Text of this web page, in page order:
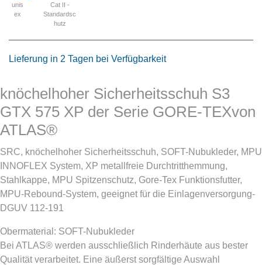
unis
ex
Cat II -
Standardsc
hutz
Lieferung in 2 Tagen bei Verfügbarkeit
knöchelhoher Sicherheitsschuh S3
GTX 575 XP der Serie GORE-TEXvon
ATLAS®
SRC, knöchelhoher Sicherheitsschuh, SOFT-Nubukleder, MPU
INNOFLEX System, XP metallfreie Durchtritthemmung,
Stahlkappe, MPU Spitzenschutz, Gore-Tex Funktionsfutter,
MPU-Rebound-System, geeignet für die Einlagenversorgung-
DGUV 112-191
Obermaterial: SOFT-Nubukleder
Bei ATLAS® werden ausschließlich Rinderhäute aus bester
Qualität verarbeitet. Eine äußerst sorgfältige Auswahl